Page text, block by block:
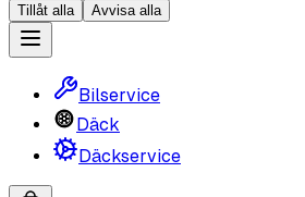
Tillåt alla Avvisa alla
Bilservice
Däck
Däckservice